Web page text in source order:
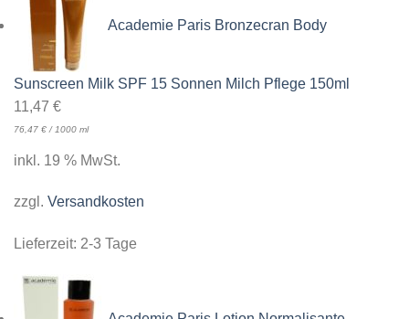
Academie Paris Bronzecran Body
Sunscreen Milk SPF 15 Sonnen Milch Pflege 150ml
11,47 €
76,47 € / 1000 ml
inkl. 19 % MwSt.
zzgl. Versandkosten
Lieferzeit: 2-3 Tage